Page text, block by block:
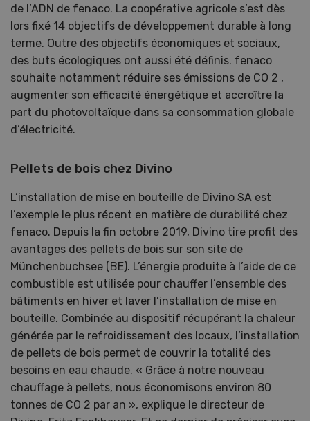
de l’ADN de fenaco. La coopérative agricole s’est dès
lors fixé 14 objectifs de développement durable à long
terme. Outre des objectifs économiques et sociaux,
des buts écologiques ont aussi été définis. fenaco
souhaite notamment réduire ses émissions de CO 2 ,
augmenter son efficacité énergétique et accroître la
part du photovoltaïque dans sa consommation globale
d’électricité.
Pellets de bois chez Divino
L’installation de mise en bouteille de Divino SA est
l’exemple le plus récent en matière de durabilité chez
fenaco. Depuis la fin octobre 2019, Divino tire profit des
avantages des pellets de bois sur son site de
Münchenbuchsee (BE). L’énergie produite à l’aide de ce
combustible est utilisée pour chauffer l’ensemble des
bâtiments en hiver et laver l’installation de mise en
bouteille. Combinée au dispositif récupérant la chaleur
générée par le refroidissement des locaux, l’installation
de pellets de bois permet de couvrir la totalité des
besoins en eau chaude. « Grâce à notre nouveau
chauffage à pellets, nous économisons environ 80
tonnes de CO 2 par an », explique le directeur de